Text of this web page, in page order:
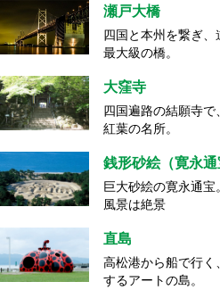
瀬戸大橋
四国と本州を繋ぎ
最大級の橋。
大窪寺
四国遍路の結願寺で
紅葉の名所。
銭形砂絵（寛永通
巨大砂絵の寛永通
風景は絶景
直島
高松港から船で行
するアートの島。